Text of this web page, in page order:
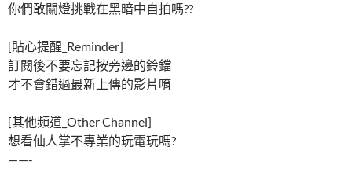
你們敢關燈挑戰在黑暗中自拍嗎??
[貼心提醒_Reminder]
訂閱後不要忘記按旁邊的鈴鐺
才不會錯過最新上傳的影片唷
[其他頻道_Other Channel]
想看仙人掌不專業的玩電玩嗎?
——-